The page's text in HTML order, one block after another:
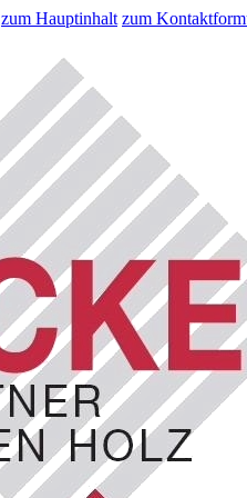
zum Hauptinhalt zum